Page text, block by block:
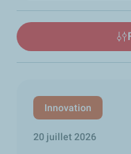
Innovation
20 juillet 2026